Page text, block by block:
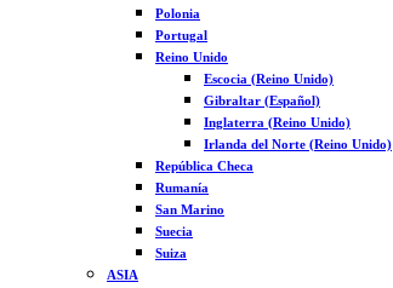
Polonia
Portugal
Reino Unido
Escocia (Reino Unido)
Gibraltar (Español)
Inglaterra (Reino Unido)
Irlanda del Norte (Reino Unido)
República Checa
Rumanía
San Marino
Suecia
Suiza
ASIA